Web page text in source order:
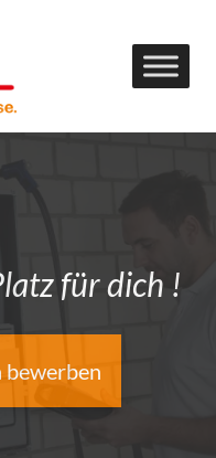
für dich !
bewerben